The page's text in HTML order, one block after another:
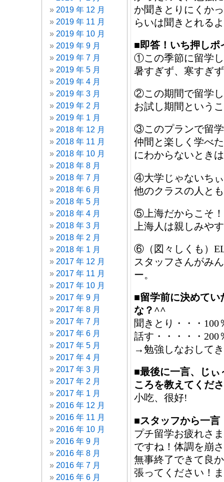
2019 年 12 月
2019 年 11 月
2019 年 10 月
2019 年 9 月
2019 年 7 月
2019 年 5 月
2019 年 4 月
2019 年 3 月
2019 年 2 月
2019 年 1 月
2018 年 12 月
2018 年 11 月
2018 年 10 月
2018 年 8 月
2018 年 7 月
2018 年 6 月
2018 年 5 月
2018 年 4 月
2018 年 3 月
2018 年 2 月
2018 年 1 月
2017 年 12 月
2017 年 11 月
2017 年 10 月
2017 年 9 月
2017 年 8 月
2017 年 7 月
2017 年 6 月
2017 年 5 月
2017 年 4 月
2017 年 3 月
2017 年 2 月
2017 年 1 月
2016 年 12 月
2016 年 11 月
2016 年 10 月
2016 年 9 月
2016 年 8 月
2016 年 7 月
2016 年 6 月
か聞きとりにくか
らいは聞きとれる
■即答！いち押しポ
①この季節に留学
暑すぎず、寒すぎず
②この期間で留学
お試し期間という
③このプランで留
仲間と楽しく学べ
にわからないとき
④大学じゃないち
他のクラスの人と
⑤上海だからこそ！
上海人は親しみや
⑥（図々しくも）
スタッフさんがみ
ー。
■留学前に決めてい
な？^^
聞きとり・・・100
話す・・・・・200
→勉強しなおして
■最後に一言、じぃ
ころを教えてくだ
小吃、很好!
■スタッフから一言
プチ留学お疲れさ
ですね！体調を崩
無事終了できて良
張ってください！